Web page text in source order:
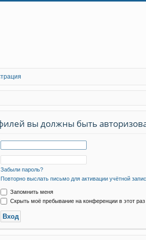
трация
вы должны быть
Забыли пароль?
Повторно выслать письмо для активации учётной
Запомнить меня
Скрыть моё пребывание на конференции в этот раз